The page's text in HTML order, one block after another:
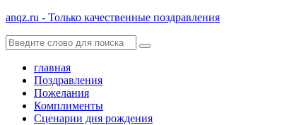
anqz.ru - Только качественные поздравления
главная
Поздравления
Пожелания
Комплименты
Сценарии дня рождения